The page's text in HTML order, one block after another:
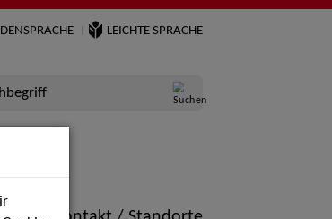
LEICHTE SPRACHE